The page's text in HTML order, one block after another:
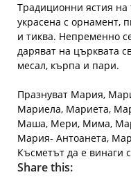
Традиционни ястия на
украсена с орнамент,
и тиква. Непременно
даряват на църквата
месал, кърпа и пари.
Празнуват Мария,
Мариела, Мариета,
Маша, Мери, Мима,
Мария- Антоанета,
Късметът да е винаги
Share this: